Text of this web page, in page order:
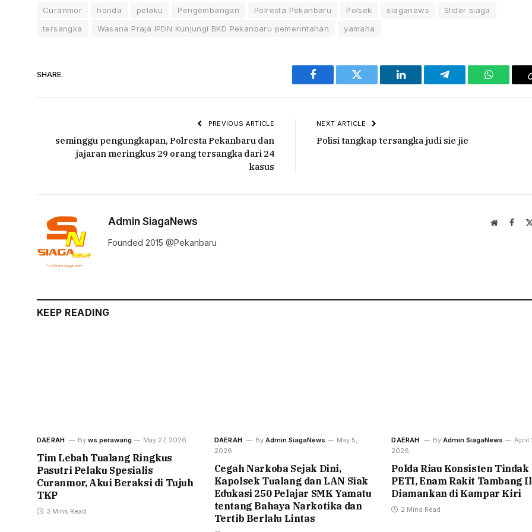
Curanmor honda pelaku Pengembangan Polresta Pekanbaru Polsek siaganews
Slider siaga
tersangka
Wasana Praja IPDN Kunjungi BKD Pekanbaru pemerintahan yamaha
SHARE.
Facebook Twitter LinkedIn Telegram
PREVIOUS ARTICLE
seminggu pengungkapan, Polresta Pekanbaru dan
jajaran meringkus 29 orang tersangka dari 24
kasus
NEXT ARTICLE
Polisi tangkap tersangka judi sie jie
Admin SiagaNews Website
Founded 2015 @Pekanbaru
KEEP READING
DAERAH By ws perawang May 27, 2026
Tim Lebah Tualang Ringkus
Pasutri Pelaku Spesialis
Curanmor, Akui Beraksi di Tujuh
TKP
3 Mins Read
DAERAH By Admin SiagaNews
May 5,
2026
Cegah Narkoba Sejak Dini,
Kapolsek Tualang dan LAN Siak
Edukasi 250 Pelajar SMK Yamatu
tentang Bahaya Narkotika dan
Tertib Berlalu Lintas
DAERAH By Admin SiagaNews
April
2026
Polda Riau Konsisten Tindak
PETI, Enam Rakit Tambang
Diamankan di Kampar Kiri
2 Mins Read